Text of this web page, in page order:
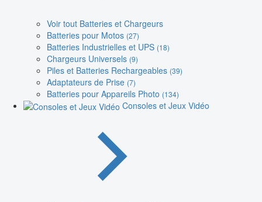
Voir tout Batteries et Chargeurs
Batteries pour Motos (27)
Batteries Industrielles et UPS (18)
Chargeurs Universels (9)
Piles et Batteries Rechargeables (39)
Adaptateurs de Prise (7)
Batteries pour Appareils Photo (134)
Consoles et Jeux Vidéo